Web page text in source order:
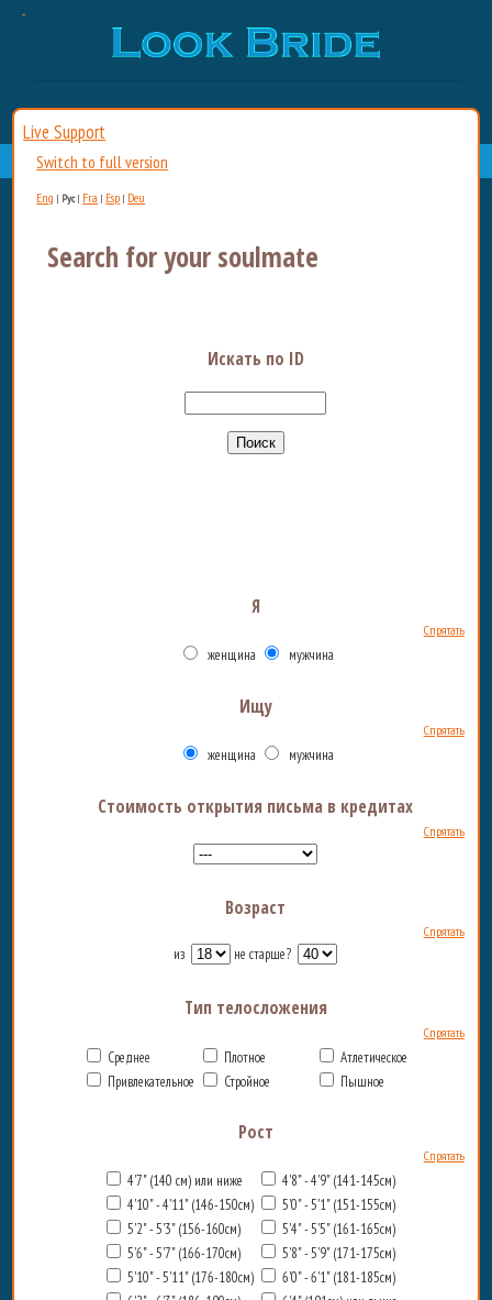
Live Support
Switch to full version
Eng | Рус| Fra | Esp | Deu
Search for your soulmate
Искать по ID
Я
Спрятать
женщина мужчина
Ищу
Спрятать
женщина мужчина
Стоимость открытия письма в кредитах
Спрятать
Возраст
Спрятать
из не старше?
Тип телосложения
Спрятать
Среднее Плотное
Атлетическое
Привлекательное
Стройное Пышное
Рост
Спрятать
4'7" (140 см) или ниже
4'8" - 4'9" (141-145см)
4'10" - 4'11" (146-150см)
5'0" - 5'1" (151-155см)
5'2" - 5'3" (156-160см)
5'4" - 5'5" (161-165см)
5'6" - 5'7" (166-170см)
5'8" - 5'9" (171-175см)
5'10" - 5'11" (176-180см)
6'0" - 6'1" (181-185см)